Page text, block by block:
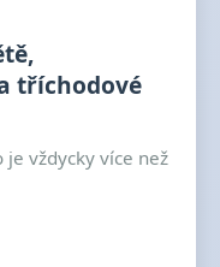
tříchodové
vždycky více než